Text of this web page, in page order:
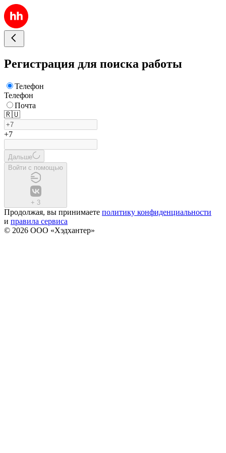
Регистрация для поиска работы
Телефон
Телефон
Почта
🇷🇺
+7
Дальше
Войти с помощью
+ 3
Продолжая, вы принимаете политику конфиденциальности
и правила сервиса
© 2026 ООО «Хэдхантер»